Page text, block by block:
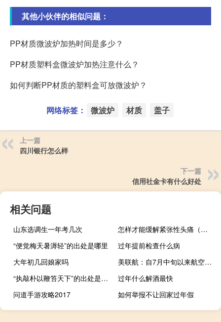
其他小伙伴的相似问题：
PP材质微波炉加热时间是多少？
PP材质塑料盒微波炉加热注意什么？
如何判断PP材质的塑料盒可放微波炉？
网络标签： 微波炉 材质 盖子
上一篇
四川银行怎么样
下一篇
信用社金卡有什么好处
相关问题
山东选调生一年考几次
怎样才能缓解紧张性头痛（怎样才能缓解紧张情绪）
“便觉梅天暑溽轻”的出处是哪里
过年提前检查什么病
大年初几回娘家吗
美联航：自7月中旬以来航空燃料价格上涨超过20%
“执敲朴以鞭笞天下”的出处是哪里
过年什么解酒最快
问道手游攻略2017
如何举报不让回家过年假